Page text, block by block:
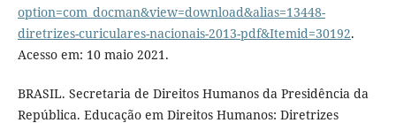
option=com_docman&view=download&alias=13448-
diretrizes-curiculares-nacionais-2013-pdf&Itemid=30192.
Acesso em: 10 maio 2021.
BRASIL. Secretaria de Direitos Humanos da Presidência da
República. Educação em Direitos Humanos: Diretrizes